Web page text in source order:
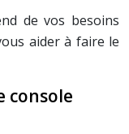
de vos besoins
aider à faire le
console